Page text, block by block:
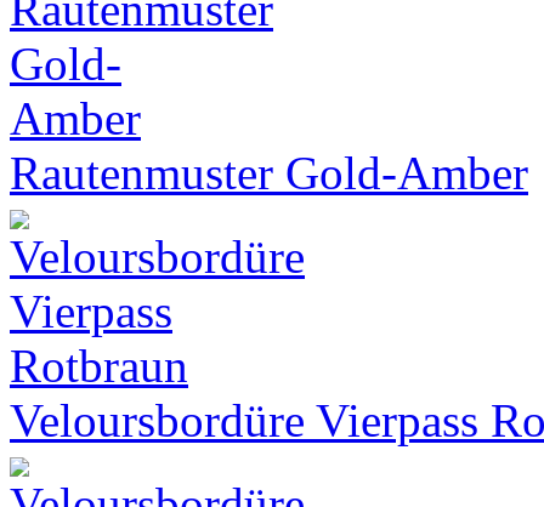
Rautenmuster Gold-Amber
Veloursbordüre Vierpass